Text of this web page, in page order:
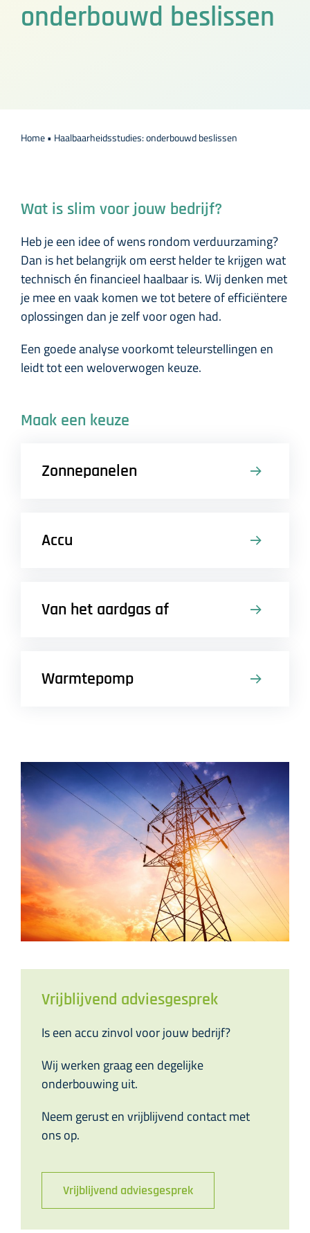
onderbouwd beslissen
Home• Haalbaarheidsstudies: onderbouwd beslissen
Wat is slim voor jouw bedrijf?
Heb je een idee of wens rondom verduurzaming?
Dan is het belangrijk om eerst helder te krijgen wat
technisch én financieel haalbaar is. Wij denken met
je mee en vaak komen we tot betere of efficiëntere
oplossingen dan je zelf voor ogen had.
Een goede analyse voorkomt teleurstellingen en
leidt tot een weloverwogen keuze.
Maak een keuze
Zonnepanelen
Accu
Van het aardgas af
Warmtepomp
Vrijblijvend adviesgesprek
Is een accu zinvol voor jouw bedrijf?
Wij werken graag een degelijke
onderbouwing uit.
Neem gerust en vrijblijvend contact met
ons op.
Vrijblijvend adviesgesprek